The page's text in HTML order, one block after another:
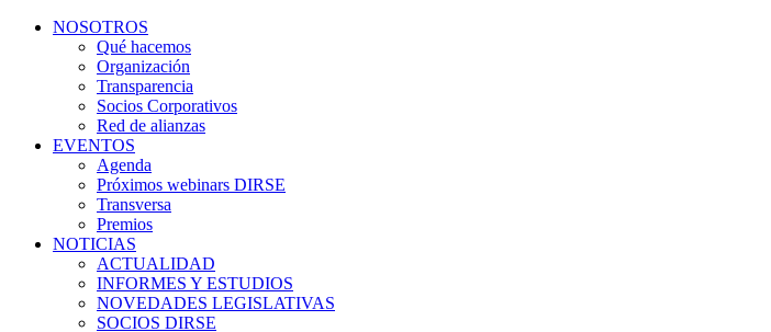
NOSOTROS
Qué hacemos
Organización
Transparencia
Socios Corporativos
Red de alianzas
EVENTOS
Agenda
Próximos webinars DIRSE
Transversa
Premios
NOTICIAS
ACTUALIDAD
INFORMES Y ESTUDIOS
NOVEDADES LEGISLATIVAS
SOCIOS DIRSE